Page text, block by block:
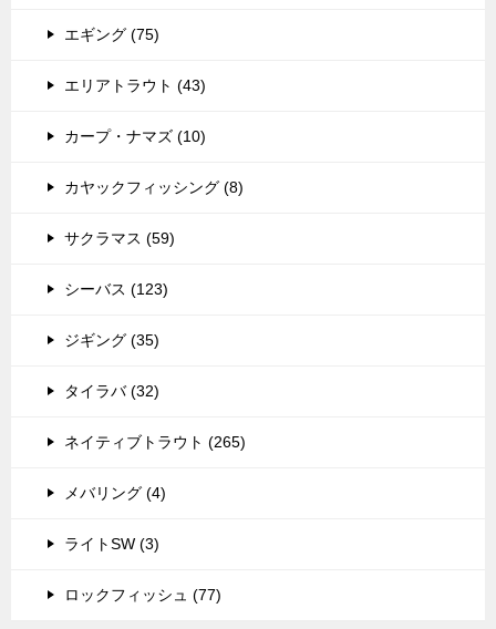
エギング (75)
エリアトラウト (43)
カープ・ナマズ (10)
カヤックフィッシング (8)
サクラマス (59)
シーバス (123)
ジギング (35)
タイラバ (32)
ネイティブトラウト (265)
メバリング (4)
ライトSW (3)
ロックフィッシュ (77)